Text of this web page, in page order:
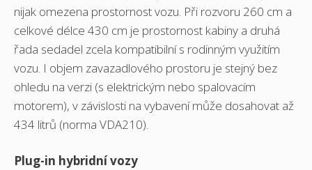
nijak omezena prostornost vozu. Při rozvoru 260 cm a
celkové délce 430 cm je prostornost kabiny a druhá
řada sedadel zcela kompatibilní s rodinným využitím
vozu. I objem zavazadlového prostoru je stejný bez
ohledu na verzi (s elektrickým nebo spalovacím
motorem), v závislosti na vybavení může dosahovat až
434 litrů (norma VDA210).
Plug-in hybridní vozy